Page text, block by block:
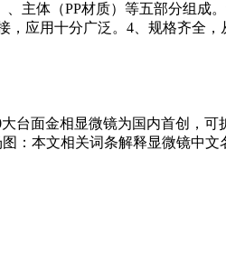
主体（PP材质）等五部分组成
应用十分广泛。4、规格齐全
台面金相显微镜为国内首创，
本文相关词条解释显微镜中文